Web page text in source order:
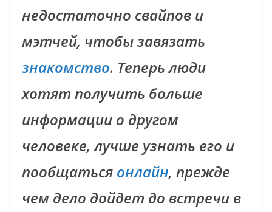
недостаточно свайпов и
мэтчей, чтобы завязать
знакомство. Теперь люди
хотят получить больше
информации о другом
человеке, лучше узнать его и
пообщаться онлайн, прежде
чем дело дойдет до встречи в